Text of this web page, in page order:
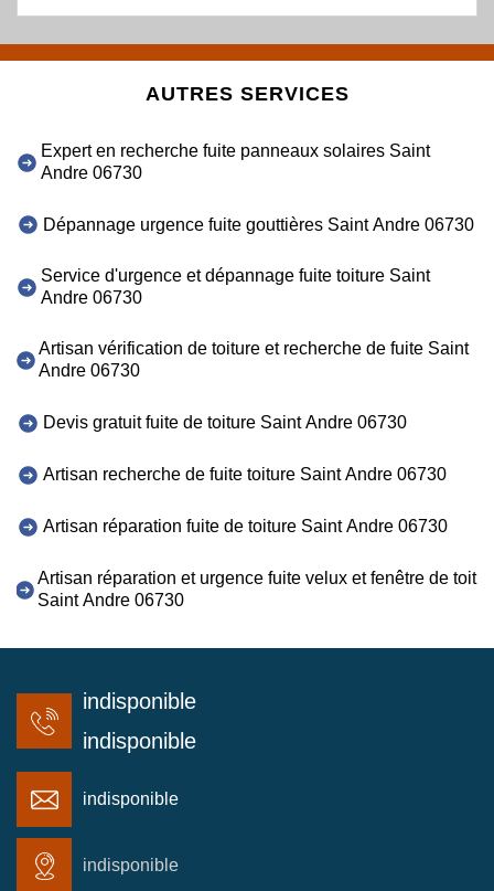
AUTRES SERVICES
Expert en recherche fuite panneaux solaires Saint
Andre 06730
Dépannage urgence fuite gouttières Saint Andre 06730
Service d'urgence et dépannage fuite toiture Saint
Andre 06730
Artisan vérification de toiture et recherche de fuite Saint
Andre 06730
Devis gratuit fuite de toiture Saint Andre 06730
Artisan recherche de fuite toiture Saint Andre 06730
Artisan réparation fuite de toiture Saint Andre 06730
Artisan réparation et urgence fuite velux et fenêtre de toit
Saint Andre 06730
indisponible
indisponible
indisponible
indisponible